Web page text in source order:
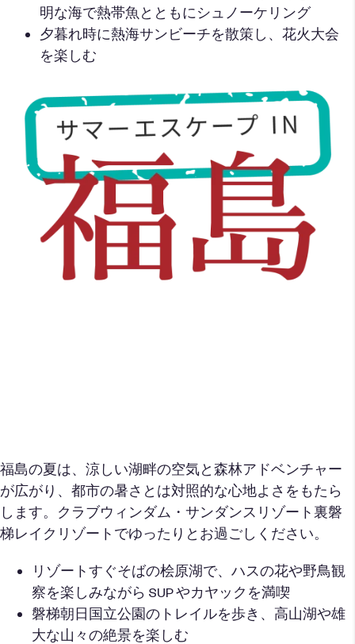
明な海で熱帯魚とともにシュノーケリング
夕暮れ時に熱海サンビーチを散策し、花火大会
を楽しむ
福島の夏は、涼しい湖畔の空気と森林アドベンチャー
が広がり、都市の暑さとは対照的な心地よさをもたら
します。クラブウィンダム・サンダンスリゾート裏磐
梯レイクリゾートでゆったりとお過ごしください。
リゾートすぐそばの桧原湖で、ハスの花や野鳥観
察を楽しみながら SUP やカヤックを満喫
磐梯朝日国立公園のトレイルを歩き、高山湖や雄
大な山々の絶景を楽しむ